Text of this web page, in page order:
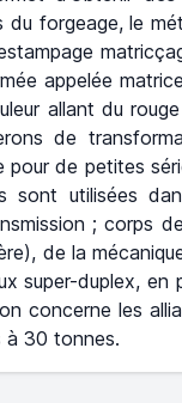
forgeage, le
appelée
allant du
de
de petites
utilisées
; corps
de la
super-duplex,
concerne les
à 30 tonnes.